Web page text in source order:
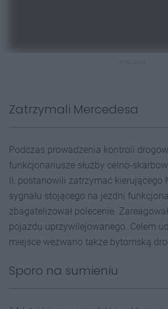
Zatrzymali Mercedesa
Podczas prowadzenia kontroli
funkcjonariusze służby celno-
II, postanowili zatrzymać kierującego
sygnału stojącego na jezdni
zbagatelizował polecenie.
pojazdu uprzywilejowanego. Celem
miejsce wezwano także bytomską
Sporo na sumieniu